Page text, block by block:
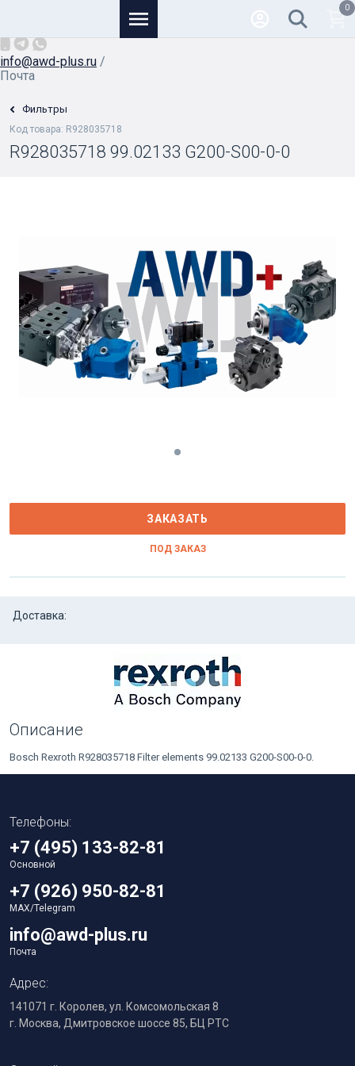
info@awd-plus.ru /
Почта
0
Фильтры
Код товара: R928035718
R928035718 99.02133 G200-S00-0-0
ЗАКАЗАТЬ
ПОД ЗАКАЗ
Доставка:
Описание
Bosch Rexroth R928035718 Filter elements 99.02133 G200-S00-0-0.
Телефоны:
+7 (495) 133-82-81
Основной
+7 (926) 950-82-81
MAX/Telegram
info@awd-plus.ru
Почта
Адрес:
141071 г. Королев, ул. Комсомольская 8
г. Москва, Дмитровское шоссе 85, БЦ РТС